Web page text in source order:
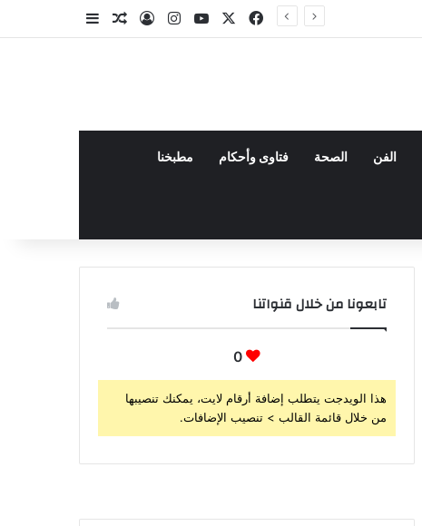
فيسبوك ‫YouTube
انستقرامتسجيل الدخول
مقال عشوائي
إضافة عمود
الفن الصحة فتاوى وأحكام مطبخنا
تابعونا من خلال قنواتنا
0
هذا الويدجت يتطلب إضافة أرقام لايت، يمكنك تنصيبها
من خلال قائمة القالب > تنصيب الإضافات.